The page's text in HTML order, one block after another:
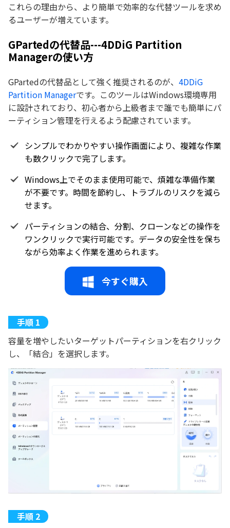
これらの理由から、より簡単で効率的な代替ツールを求め
るユーザーが増えています。
GPartedの代替品---4DDiG Partition
Managerの使い方
GPartedの代替品として強く推奨されるのが、 4DDiG
Partition Managerです。このツールはWindows環境専用
に設計されており、初心者から上級者まで誰でも簡単にパ
ーティション管理を行えるよう配慮されています。
シンプルでわかりやすい操作画面により、複雑な作業
も数クリックで完了します。
Windows上でそのまま使用可能で、煩雑な準備作業
が不要です。時間を節約し、トラブルのリスクを減ら
せます。
パーティションの結合、分割、クローンなどの操作を
ワンクリックで実行可能です。データの安全性を保ち
ながら効率よく作業を進められます。
今すぐ購入
容量を増やしたいターゲットパーティションを右クリック
し、「結合」を選択します。